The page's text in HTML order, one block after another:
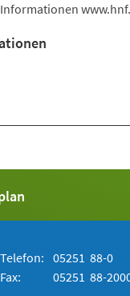
Telefon: 05251 88-0
Fax:
05251 88-